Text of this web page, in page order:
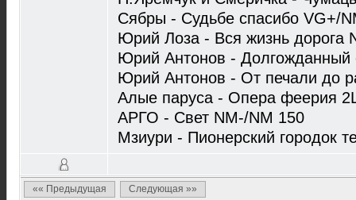
Сябры - Судьбе спасибо VG+/
Юрий Лоза - Вся жизнь дорога
Юрий Антонов - Долгожданный
Юрий Антонов - От печали до
Алые паруса - Опера феерия
АРГО - Свет NM-/NM 150
Мзиури - Пионерский городок
«« Предыдущая Следующая »»